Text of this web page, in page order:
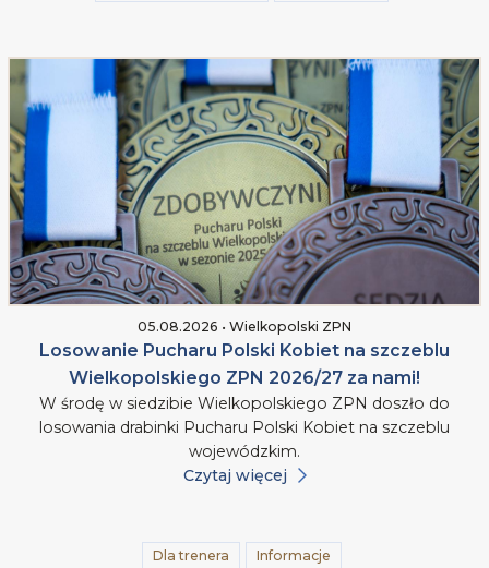
05.08.2026 • Wielkopolski ZPN
Losowanie Pucharu Polski Kobiet na szczeblu
Wielkopolskiego ZPN 2026/27 za nami!
W środę w siedzibie Wielkopolskiego ZPN doszło do
losowania drabinki Pucharu Polski Kobiet na szczeblu
wojewódzkim.
Czytaj więcej
Dla trenera Informacje